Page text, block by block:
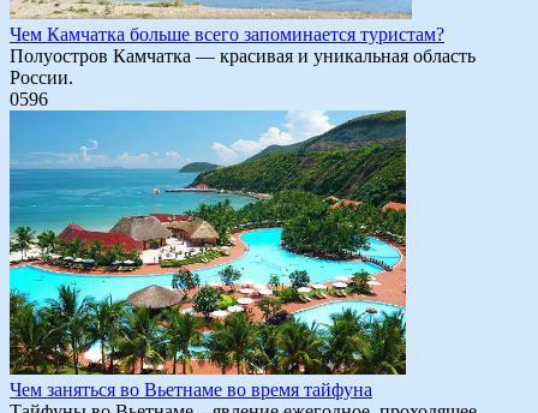
Чем Камчатка больше всего запоминается туристам?
Полуостров Камчатка — красивая и уникальная область
России.
0596
Чем заняться во Вьетнаме во время тайфуна